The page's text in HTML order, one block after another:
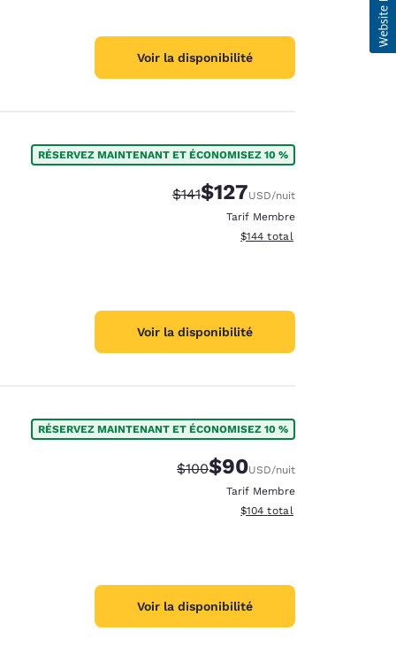
Voir la disponibilité
RÉSERVEZ MAINTENANT ET ÉCONOMISEZ 10 %
Tarif barré :
$141Tarif réduit :
$127USD/nuit
Tarif Membre
Afficher les détails du total
$144 total
Voir la disponibilité
RÉSERVEZ MAINTENANT ET ÉCONOMISEZ 10 %
Tarif barré :
$100Tarif réduit :
$90USD/nuit
Tarif Membre
Afficher les détails du total
$104 total
Voir la disponibilité